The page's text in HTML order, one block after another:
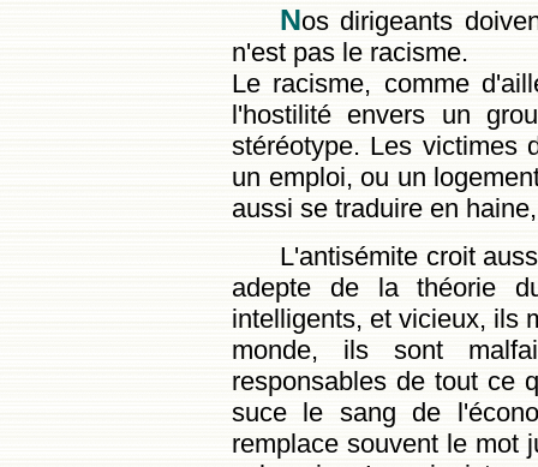
Nos dirigeants
n'est pas le racisme.
Le racisme, comme
l'hostilité envers un
stéréotype. Les victimes
un emploi, ou un
aussi se traduire en
L'antisémite croit
adepte de la théorie
intelligents, et vicieux, ils
monde, ils sont
responsables de tout ce
suce le sang de
remplace souvent le mot